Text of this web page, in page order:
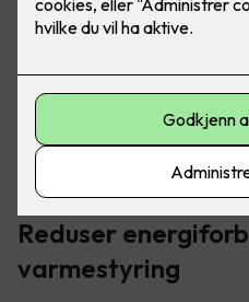
Smart varmestyring gir deg
energiforbruket ditt i hele
styre fra et veggpanel.
Reduser
varmestyring